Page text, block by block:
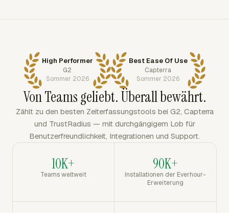
High Performer
G2
Sommer 2026
Best Ease Of Use
Capterra
Sommer 2026
Von Teams geliebt. Überall bewährt.
Zählt zu den besten Zeiterfassungstools bei G2, Capterra
und TrustRadius — mit durchgängigem Lob für
Benutzerfreundlichkeit, Integrationen und Support.
10K+
Teams weltweit
90K+
Installationen der Everhour-
Erweiterung